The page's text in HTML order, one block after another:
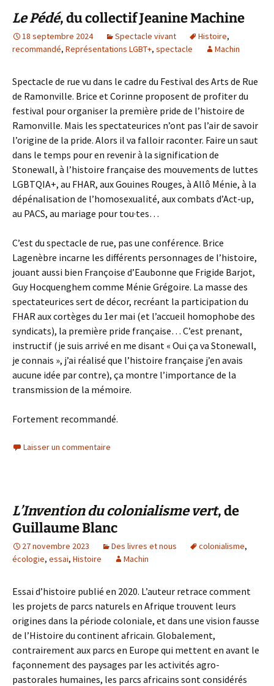
Le Pédé, du collectif Jeanine Machine
18 septembre 2024 Spectacle vivant Histoire,
recommandé, Représentations LGBT+, spectacle Machin
Spectacle de rue vu dans le cadre du Festival des Arts de Rue
de Ramonville. Brice et Corinne proposent de profiter du
festival pour organiser la première pride de l’histoire de
Ramonville. Mais les spectateurices n’ont pas l’air de savoir
l’origine de la pride. Alors il va falloir raconter. Faire un saut
dans le temps pour en revenir à la signification de
Stonewall, à l’histoire française des mouvements de luttes
LGBTQIA+, au FHAR, aux Gouines Rouges, à Allô Ménie, à la
dépénalisation de l’homosexualité, aux combats d’Act-up,
au PACS, au mariage pour tou·tes…
C’est du spectacle de rue, pas une conférence. Brice
Lagenèbre incarne les différents personnages de l’histoire,
jouant aussi bien Françoise d’Eaubonne que Frigide Barjot,
Guy Hocquenghem comme Ménie Grégoire. La masse des
spectateurices sert de décor, recréant la participation du
FHAR aux cortèges du 1er mai (et l’accueil homophobe des
syndicats), la première pride française… C’est prenant,
instructif (je suis arrivé en me disant « Oui ça va Stonewall,
je connais », j’ai réalisé que l’histoire française j’en avais
aucune idée par contre), ça montre l’importance de la
transmission de la mémoire.
Fortement recommandé.
Laisser un commentaire
L’Invention du colonialisme vert, de
Guillaume Blanc
27 novembre 2023 Des livres et nous colonialisme,
écologie, essai, Histoire Machin
Essai d’histoire publié en 2020. L’auteur retrace comment
les projets de parcs naturels en Afrique trouvent leurs
origines dans la période coloniale, et dans une vision fausse
de l’Histoire du continent africain. Globalement,
contrairement aux parcs en Europe qui mettent en avant le
façonnement des paysages par les activités agro-
pastorales humaines, les parcs africains sont considérés